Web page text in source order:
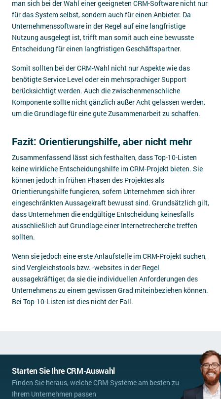
man sich bei der Wahl einer geeigneten CRM-Software nicht nur
für das System selbst, sondern auch für einen Anbieter. Da
Unternehmenssoftware in der Regel auf eine langfristige
Nutzung ausgelegt ist, trifft man somit auch eine bewusste
Entscheidung für einen langfristigen Geschäftspartner.
Somit sollten bei der CRM-Wahl nicht nur Aspekte wie das
benötigte Service Level oder ein mehrsprachiger Support
berücksichtigt werden. Auch die zwischenmenschliche
Komponente sollte nicht gänzlich außer Acht gelassen werden,
um die Grundlage für eine gute Zusammenarbeit zu schaffen.
Fazit: Orientierungshilfe, aber nicht mehr
Zusammenfassend lässt sich festhalten, dass Top-10-Listen
keine wirkliche Entscheidungshilfe im CRM-Projekt bieten. Sie
können jedoch in frühen Phasen des Projektes als
Orientierungshilfe fungieren, sofern Unternehmen sich ihrer
eingeschränkten Aussagekraft bewusst sind. Grundsätzlich gilt,
dass Unternehmen die endgültige Entscheidung keinesfalls
ausschließlich auf Grundlage einer Internetrecherche treffen
sollten.
Wenn sie jedoch eine erste Anlaufstelle im CRM-Projekt suchen,
sind Vergleichstools bzw. -websites in der Regel
aussagekräftiger, da sie die individuellen Anforderungen des
Unternehmens zu einem gewissen Grad miteinbeziehen können.
Bei Top-10-Listen ist dies nicht der Fall.
Starten Sie Ihre CRM-Auswahl
Finden Sie heraus, welche CRM-Systeme am besten zu
Ihrem Unternehmen passen